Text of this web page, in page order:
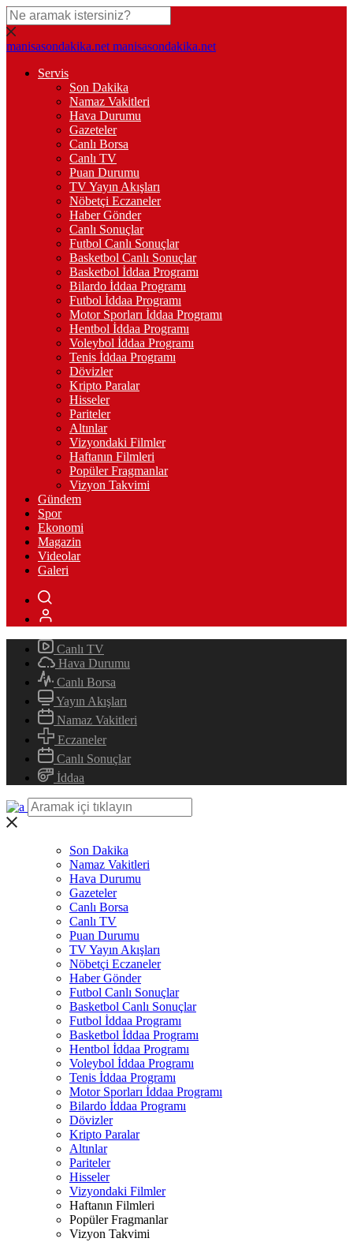
manisasondakika.net manisasondakika.net
Servis
Son Dakika
Namaz Vakitleri
Hava Durumu
Gazeteler
Canlı Borsa
Canlı TV
Puan Durumu
TV Yayın Akışları
Nöbetçi Eczaneler
Haber Gönder
Canlı Sonuçlar
Futbol Canlı Sonuçlar
Basketbol Canlı Sonuçlar
Basketbol İddaa Programı
Bilardo İddaa Programı
Futbol İddaa Programı
Motor Sporları İddaa Programı
Hentbol İddaa Programı
Voleybol İddaa Programı
Tenis İddaa Programı
Dövizler
Kripto Paralar
Hisseler
Pariteler
Altınlar
Vizyondaki Filmler
Haftanın Filmleri
Popüler Fragmanlar
Vizyon Takvimi
Gündem
Spor
Ekonomi
Magazin
Videolar
Galeri
Canlı TV
Hava Durumu
Canlı Borsa
Yayın Akışları
Namaz Vakitleri
Eczaneler
Canlı Sonuçlar
İddaa
Son Dakika
Namaz Vakitleri
Hava Durumu
Gazeteler
Canlı Borsa
Canlı TV
Puan Durumu
TV Yayın Akışları
Nöbetçi Eczaneler
Haber Gönder
Futbol Canlı Sonuçlar
Basketbol Canlı Sonuçlar
Futbol İddaa Programı
Basketbol İddaa Programı
Hentbol İddaa Programı
Voleybol İddaa Programı
Tenis İddaa Programı
Motor Sporları İddaa Programı
Bilardo İddaa Programı
Dövizler
Kripto Paralar
Altınlar
Pariteler
Hisseler
Vizyondaki Filmler
Haftanın Filmleri
Popüler Fragmanlar
Vizyon Takvimi